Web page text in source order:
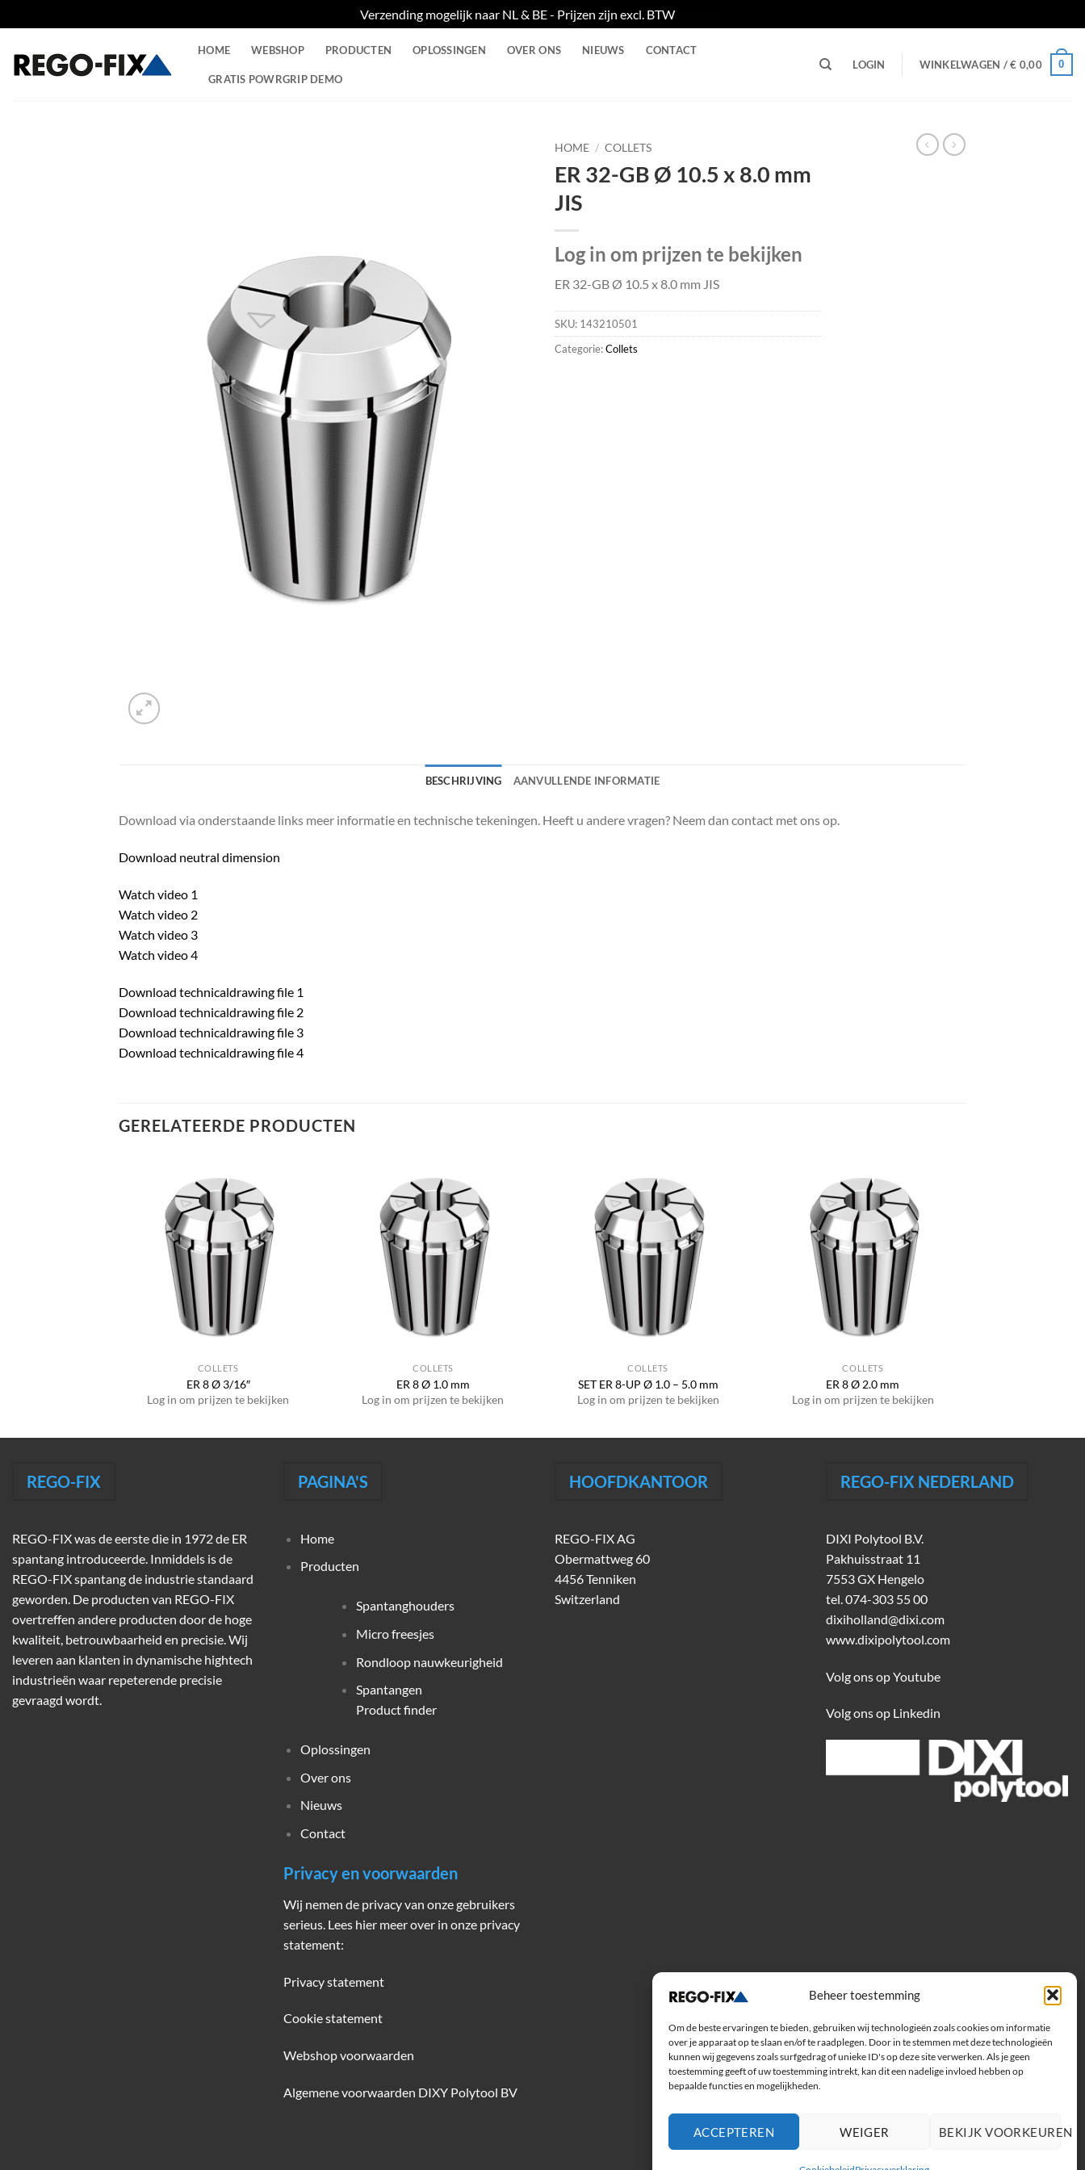
Beheer toestemming
Om de beste ervaringen te bieden, gebruiken wij technologieën zoals cookies om informatie
over je apparaat op te slaan en/of te raadplegen. Door in te stemmen met deze technologieën
kunnen wij gegevens zoals surfgedrag of unieke ID's op deze site verwerken. Als je geen
toestemming geeft of uw toestemming intrekt, kan dit een nadelige invloed hebben op
bepaalde functies en mogelijkheden.
ACCEPTEREN WEIGER BEKIJK VOORKEUREN
Verzending mogelijk naar NL & BE - Prijzen zijn excl. BTW
naar
inhoud
HOME WEBSHOP PRODUCTEN OPLOSSINGEN OVER ONS NIEUWS CONTACT
GRATIS POWRGRIP DEMO
LOGIN WINKELWAGEN /€ 0,00 0
HOME / COLLETS
ER 32-GB Ø 10.5 x 8.0 mm
JIS
Log in om prijzen te bekijken
ER 32-GB Ø 10.5 x 8.0 mm JIS
SKU: 143210501
Categorie:Collets
BESCHRIJVING AANVULLENDE INFORMATIE
Download via onderstaande links meer informatie en technische tekeningen. Heeft u andere vragen? Neem dan contact met ons op.
Download neutral dimension
Watch video 1
Watch video 2
Watch video 3
Watch video 4
Download technicaldrawing file 1
Download technicaldrawing file 2
Download technicaldrawing file 3
Download technicaldrawing file 4
GERELATEERDE PRODUCTEN
COLLETS
ER 8 Ø 3/16″
Log in om prijzen te bekijken
COLLETS
ER 8 Ø 1.0 mm
Log in om prijzen te bekijken
COLLETS
SET ER 8-UP Ø 1.0 – 5.0 mm
Log in om prijzen te bekijken
COLLETS
ER 8 Ø 2.0 mm
Log in om prijzen te bekijken
REGO-FIX
REGO-FIX was de eerste die in 1972 de ER
spantang introduceerde. Inmiddels is de
REGO-FIX spantang de industrie standaard
geworden. De producten van REGO-FIX
overtreffen andere producten door de hoge
kwaliteit, betrouwbaarheid en precisie. Wij
leveren aan klanten in dynamische hightech
industrieën waar repeterende precisie
gevraagd wordt.
PAGINA'S
Home
Producten
Spantanghouders
Micro freesjes
Rondloop nauwkeurigheid
Spantangen
Product finder
Oplossingen
Over ons
Nieuws
Contact
Privacy en voorwaarden
Wij nemen de privacy van onze gebruikers
serieus. Lees hier meer over in onze privacy
statement:
Privacy statement
Cookie statement
Webshop voorwaarden
Algemene voorwaarden DIXY Polytool BV
HOOFDKANTOOR
REGO-FIX AG
Obermattweg 60
4456 Tenniken
Switzerland
REGO-FIX NEDERLAND
DIXI Polytool B.V.
Pakhuisstraat 11
7553 GX Hengelo
tel. 074-303 55 00
dixiholland@dixi.com
www.dixipolytool.com
Volg ons op Youtube
Volg ons op Linkedin